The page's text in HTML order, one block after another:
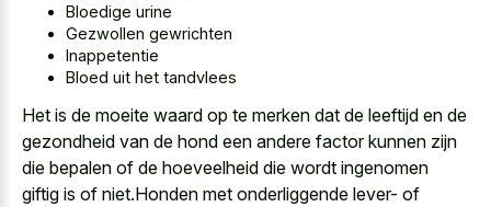
Bloedige urine
Gezwollen gewrichten
Inappetentie
Bloed uit het tandvlees
Het is de moeite waard op te merken dat de leeftijd en de
gezondheid van de hond een andere factor kunnen zijn
die bepalen of de hoeveelheid die wordt ingenomen
giftig is of niet.Honden met onderliggende lever- of